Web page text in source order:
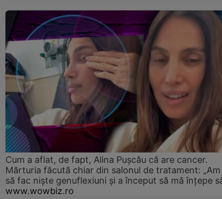
Cum a aflat, de fapt, Alina Pușcău că are cancer.
Mărturia făcută chiar din salonul de tratament:
să fac niște genuflexiuni și a început să mă înțepe
www.wowbiz.ro